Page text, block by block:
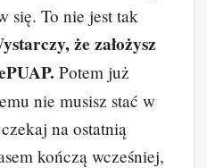
się. To nie jest tak
że założysz
Potem już
nie musisz stać w
na ostatnią
kończą wcześniej,